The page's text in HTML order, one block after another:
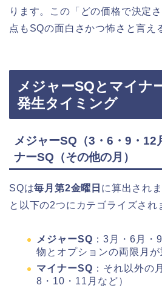
ります。この「どの価格で決定
点もSQの面白さかつ怖さと言え
メジャーSQとマイナ
発生タイミング
メジャーSQ（3・6・9・12
ナーSQ（その他の月）
SQは毎月第2金曜日 に算出され
と以下の2つにカテゴライズされ
メジャーSQ ：3月・6月・
物とオプションの両限月が
マイナーSQ ：それ以外の
8・10・11月など）